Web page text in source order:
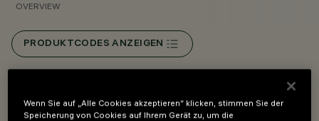
OVERVIEW
PRODUKTCODES ANZEIGEN
Overview
Wenn Sie auf „Alle Cookies akzeptieren“ klicken, stimmen Sie der
Speicherung von Cookies auf Ihrem Gerät zu, um die